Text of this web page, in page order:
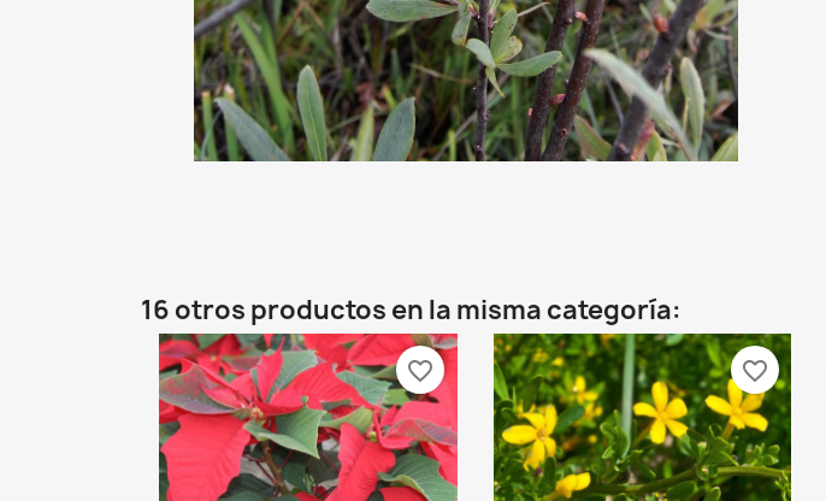
16 otros productos en la misma categoría:
favorite_border favorite_border